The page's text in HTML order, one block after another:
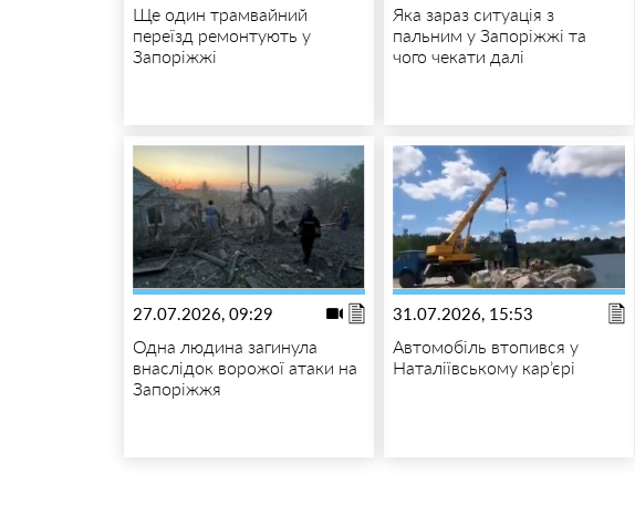
Ще один трамвайний
переїзд ремонтують у
Запоріжжі
Яка зараз ситуація з
пальним у Запоріжжі та
чого чекати далі
27.07.2026, 09:29
Одна людина загинула
внаслідок ворожої атаки на
Запоріжжя
31.07.2026, 15:53
Автомобіль втопився у
Наталіївському кар’єрі